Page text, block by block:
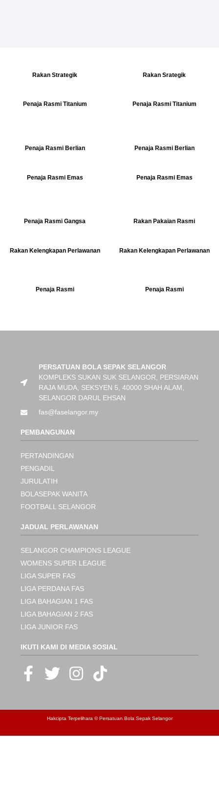
Rakan Strategik Rakan Srategik
Penaja Rasmi Titanium Penaja Rasmi Titanium
Penaja Rasmi Berlian Penaja Rasmi Berlian
Penaja Rasmi Emas Penaja Rasmi Emas
Penaja Rasmi Gangsa Rakan Pakaian Rasmi
Rakan Kelengkapan Perlawanan Rakan Kelengkapan Perlawanan
Penaja Rasmi Penaja Rasmi
PERSATUAN BOLA SEPAK SELANGOR
KOMPLEKS SUKAN SUK SELANGOR, PERSIARAN
RAJA MUDA, SEKSYEN 5, 40000 SHAH ALAM,
SELANGOR DARUL EHSAN
fas@faselangor.my
PEMBANGUNAN
PERTANDINGAN
PENGADIL
JURULATIH
BOLASEPAK WANITA
FOOTBALL SELANGOR
JADUAL PERLAWANAN
SELANGOR CHAMPIONS LEAGUE
WOMENS SUPER LEAGUE
LIGA SUPER FAS
LIGA PERDANA FAS
LIGA BAHAGIAN 1 FAS
LIGA BAHAGIAN 2 FAS
LIGA JUNIOR FAS
IKUTI KAMI DI MEDIA SOSIAL
Hakcipta Terpelihara © Persatuan Bola Sepak Selangor